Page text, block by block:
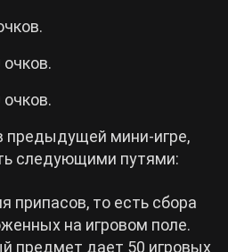
предыдущей мини-игре,
следующими путями:
припасов, то есть сбора
на игровом поле.
предмет дает 50 игровых